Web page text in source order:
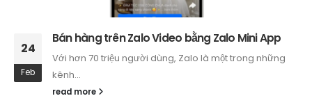
24
Feb
Bán hàng trên Zalo Video bằng Zalo Mini App
Với hơn 70 triệu người dùng, Zalo là một trong những
kênh...
read more